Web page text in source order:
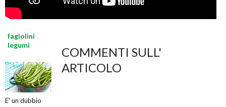
fagiolini
legumi
E' un dubbio
COMMENTI SULL'
ARTICOLO